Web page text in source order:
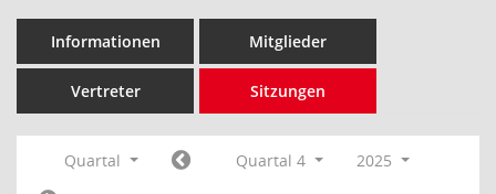
Informationen Mitglieder
Vertreter Sitzungen
Quartal Quartal 4
2025